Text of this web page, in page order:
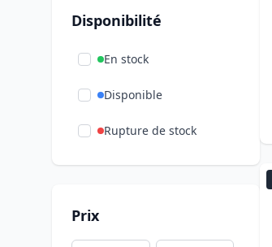
Disponibilité
En stock
Disponible
Rupture de stock
Prix